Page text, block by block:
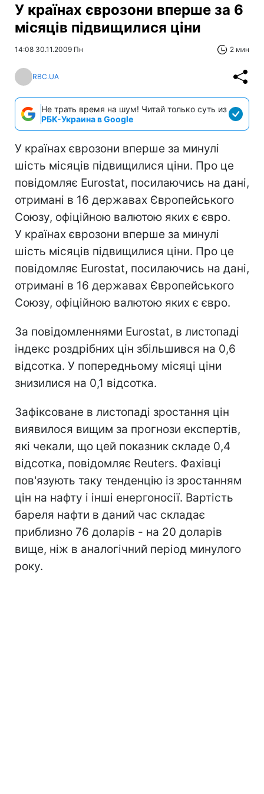
У країнах єврозони вперше за 6
місяців підвищилися ціни
14:08 30.11.2009 Пн 2 мин
RBC.UA
Не трать время на шум! Читай только суть из
РБК-Украина в Google
У країнах єврозони вперше за минулі
шість місяців підвищилися ціни. Про це
повідомляє Eurostat, посилаючись на дані,
отримані в 16 державах Європейського
Союзу, офіційною валютою яких є євро.
У країнах єврозони вперше за минулі
шість місяців підвищилися ціни. Про це
повідомляє Eurostat, посилаючись на дані,
отримані в 16 державах Європейського
Союзу, офіційною валютою яких є євро.
За повідомленнями Eurostat, в листопаді
індекс роздрібних цін збільшився на 0,6
відсотка. У попередньому місяці ціни
знизилися на 0,1 відсотка.
Зафіксоване в листопаді зростання цін
виявилося вищим за прогнози експертів,
які чекали, що цей показник складе 0,4
відсотка, повідомляє Reuters. Фахівці
пов'язують таку тенденцію із зростанням
цін на нафту і інші енергоносії. Вартість
бареля нафти в даний час складає
приблизно 76 доларів - на 20 доларів
вище, ніж в аналогічний період минулого
року.